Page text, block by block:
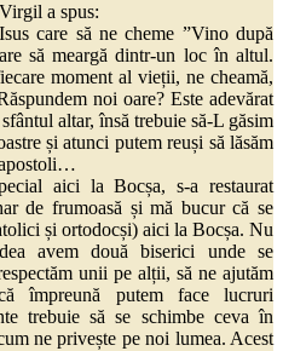
a spus:
care să ne cheme ”Vino după
să meargă dintr-un loc în altul.
moment al vieții, ne cheamă,
noi oare? Este adevărat
altar, însă trebuie să-L găsim
și atunci putem reuși să lăsăm
apostoli…
aici la Bocșa, s-a restaurat
de frumoasă și mă bucur că se
și ortodocși) aici la Bocșa. Nu
avem două biserici unde se
unii pe alții, să ne ajutăm
împreună putem face lucruri
trebuie să se schimbe ceva în
ne privește pe noi lumea. Acest